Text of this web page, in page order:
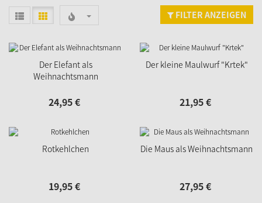
FILTER ANZEIGEN
Der Elefant als
Weihnachtsmann
24,95€
Der kleine Maulwurf "Krtek"
21,95€
Rotkehlchen
19,95€
Die Maus als Weihnachtsmann
27,95€